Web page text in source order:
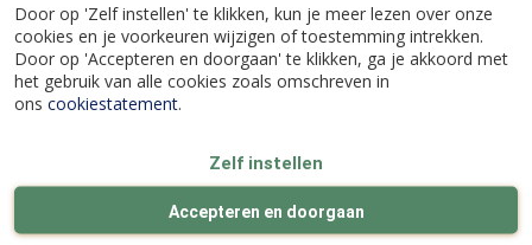
Door op 'Zelf instellen' te klikken, kun je meer lezen over onze
cookies en je voorkeuren wijzigen of toestemming intrekken.
Door op 'Accepteren en doorgaan' te klikken, ga je akkoord met
het gebruik van alle cookies zoals omschreven in
ons cookiestatement.
Zelf instellen
Accepteren en doorgaan
Specificaties
Latijnse naam
Loropetalum chinense 'Fire Dance'